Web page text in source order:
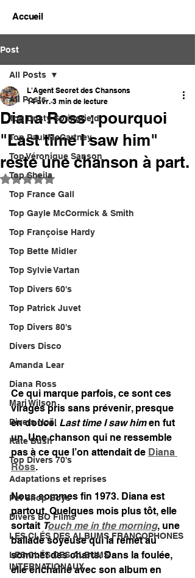
Accueil
Post
All Posts
Top Dusty Springfield
Top Paul McCartney
Top Véronique Sanson
Top Sheila
Top France Gall
Top Gayle McCormick & Smith
Top Françoise Hardy
Top Bette Midler
Top Sylvie Vartan
Top Divers 60's
Top Patrick Juvet
Top Divers 80's
Divers Disco
Amanda Lear
Diana Ross
Mari Wilson
Divers Noël
Kate Bush
Top Divers 70's
Adaptations et reprises
Pet Shop Boys
Divers BO Films
LES CLÉS DES ALBUMS FRANCOPHONES
LES CLÉS DES ALBUMS
INTERNATIONAUX
All Posts
Diana Ross : pourquoi
"Last time I saw him"
reste une chanson à part.
L'Agent Secret des Chansons
14 avr. 3 min de lecture
Noté NaN étoiles sur 5.
Ce qui marque parfois, ce sont ces
virages pris sans prévenir, presque
en douce. Last time I saw him en fut
un. Une chanson qui ne ressemble
pas à ce que l’on attendait de Diana
Ross.
Nous sommes fin 1973. Diana est
partout. Quelques mois plus tôt, elle
sortait Touch me in the morning, une
ballade soyeuse qui la remet au
sommet des charts. Dans la foulée,
elle enchaîne avec son album en